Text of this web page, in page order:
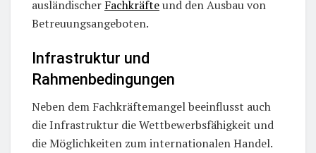
ausländischer Fachkräfteund den Ausbau von
Betreuungsangeboten.
Infrastruktur und
Rahmenbedingungen
Neben dem Fachkräftemangel beeinflusst auch
die Infrastruktur die Wettbewerbsfähigkeit und
die Möglichkeiten zum internationalen Handel.